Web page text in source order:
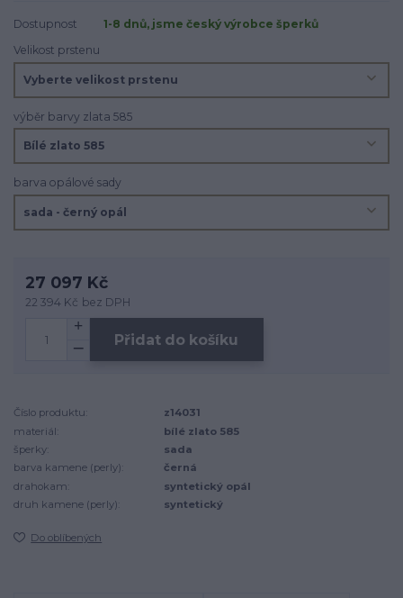
Dostupnost
1-8 dnů, jsme český výrobce šperků
Velikost prstenu
výběr barvy zlata 585
barva opálové sady
27 097 Kč
22 394 Kč bez DPH
Přidat do košíku
Číslo produktu:
z14031
materiál:
bílé zlato 585
šperky:
sada
barva kamene (perly):
černá
drahokam:
syntetický opál
druh kamene (perly):
syntetický
Do oblíbených